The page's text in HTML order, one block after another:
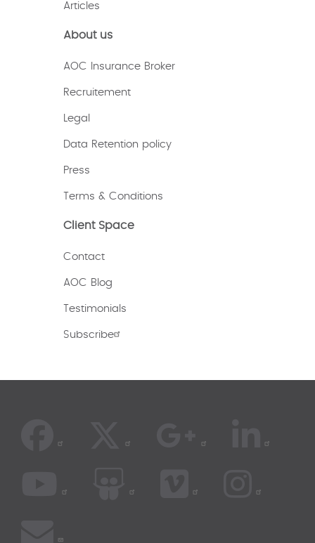
Articles
About us
AOC Insurance Broker
Recruitement
Legal
Data Retention policy
Press
Terms & Conditions
Client Space
Contact
AOC Blog
Testimonials
Subscribe